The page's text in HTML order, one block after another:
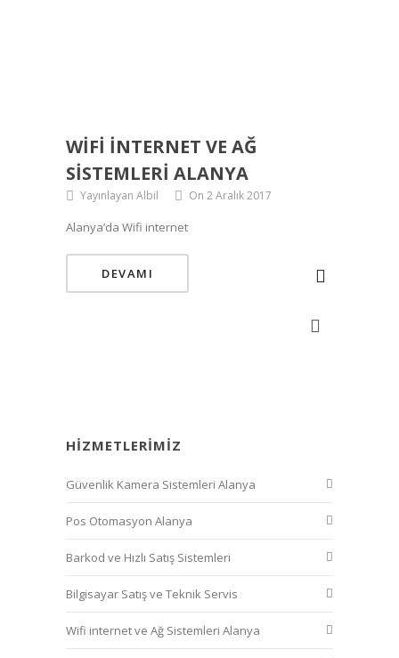
WIFI INTERNET VE AĞ
SISTEMLERI ALANYA
Yayınlayan Albil On 2 Aralık 2017
Alanya’da Wifi internet
DEVAMI
HIZMETLERIMIZ
Güvenlik Kamera Sistemleri Alanya
Pos Otomasyon Alanya
Barkod ve Hızlı Satış Sistemleri
Bilgisayar Satış ve Teknik Servis
Wifi internet ve Ağ Sistemleri Alanya